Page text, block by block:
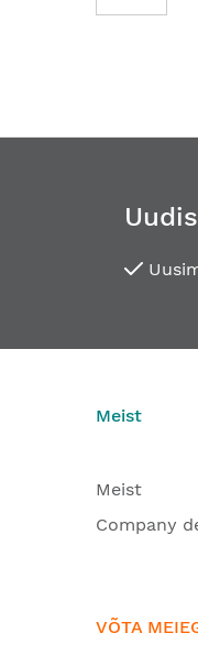
Meist
Meist
Company
VÕTA